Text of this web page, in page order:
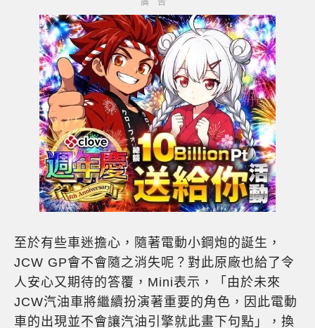
至於有些車迷擔心，隨著電動小鋼炮的誕生，
JCW GP會不會隨之消失呢？對此原廠也給了令
人安心又期待的答覆，Mini表示，「由於未來
JCW汽油車將繼續扮演著重要的角色，因此電動
車的出現並不會讓汽油引擎就此畫下句點」，換